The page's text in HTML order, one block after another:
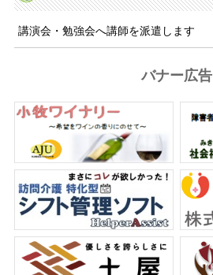
講演会・勉強会へ講師を派遣します
バナー広告